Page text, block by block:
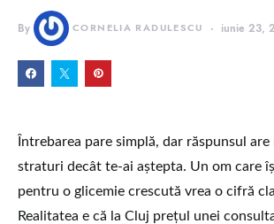
By CORNELIA RADULESCU iunie 23,
Întrebarea pare simplă, dar răspunsul
straturi decât te-ai aștepta. Un om care
pentru o glicemie crescută vrea o cifră
Realitatea e că la Cluj prețul unei